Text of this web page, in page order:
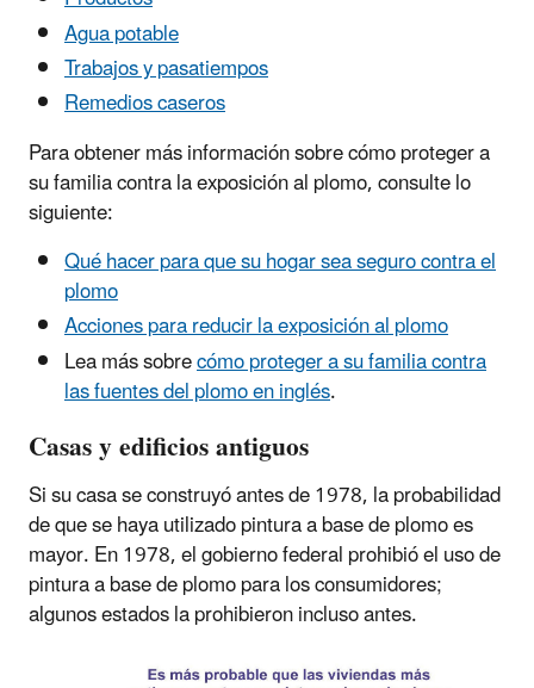
Agua potable
Trabajos y pasatiempos
Remedios caseros
Para obtener más información sobre cómo proteger a
su familia contra la exposición al plomo, consulte lo
siguiente:
Qué hacer para que su hogar sea seguro contra el
plomo
Acciones para reducir la exposición al plomo
Lea más sobrecómo proteger a su familia contra
las fuentes del plomo en inglés.
Casas y edificios antiguos
Si su casa se construyó antes de 1978, la probabilidad
de que se haya utilizado pintura a base de plomo es
mayor. En 1978, el gobierno federal prohibió el uso de
pintura a base de plomo para los consumidores;
algunos estados la prohibieron incluso antes.